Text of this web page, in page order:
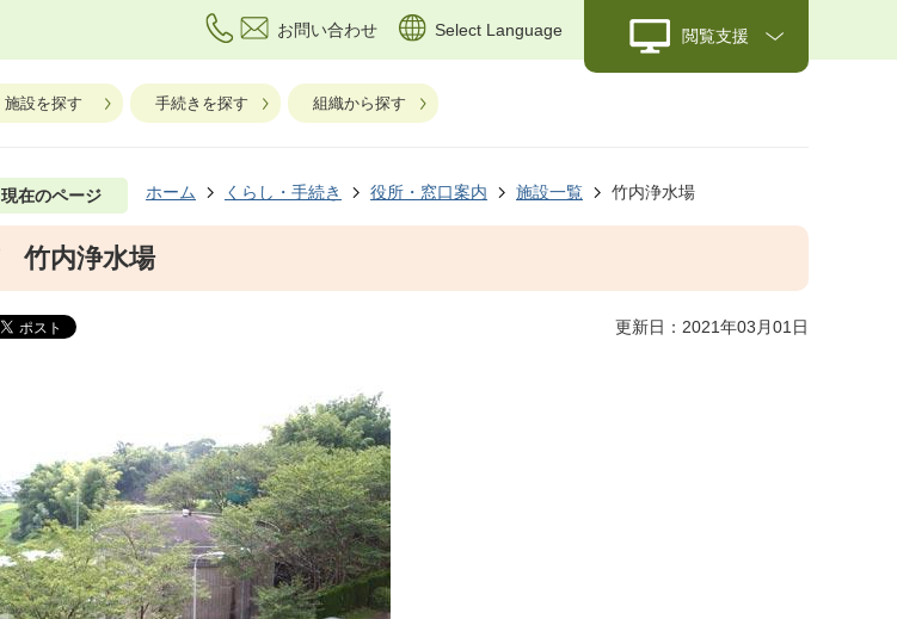
お問い合わせ Select Language 閲覧支援
施設を探す 手続きを探す 組織から探す
現在のページ ホーム くらし・手続き 役所・窓口案内 施設一覧 竹内浄水場
竹内浄水場
更新日：2021年03月01日